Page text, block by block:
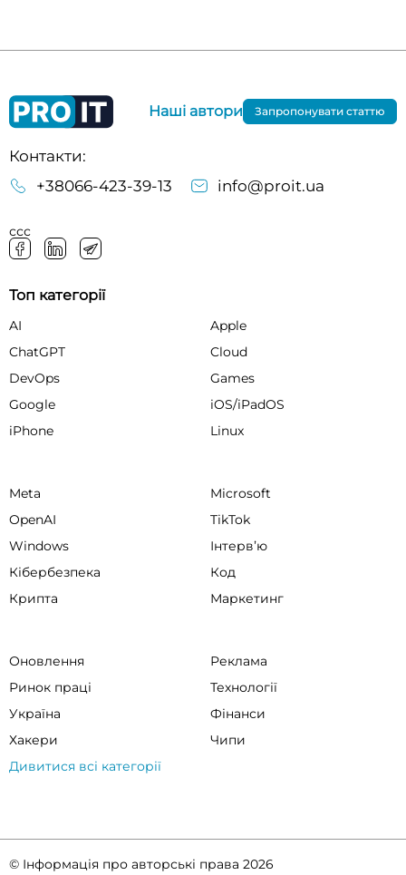
Контакти:
+38066-423-39-13
info@proit.ua
ссс
Наші автори Запропонувати статтю
Топ категорії
AI
Apple
ChatGPT
Cloud
DevOps
Games
Google
iOS/iPadOS
iPhone
Linux
Meta
Microsoft
OpenAI
TikTok
Windows
Інтервʼю
Кібербезпека
Код
Крипта
Маркетинг
Оновлення
Реклама
Ринок праці
Технології
Україна
Фінанси
Хакери
Чипи
Дивитися всі категорії
© Інформація про авторські права 2026